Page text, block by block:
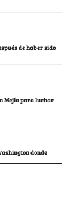
de haber sido
Mejía para luchar
donde